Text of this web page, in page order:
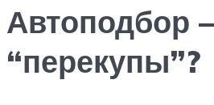
Автоподбор
“перекупы”?